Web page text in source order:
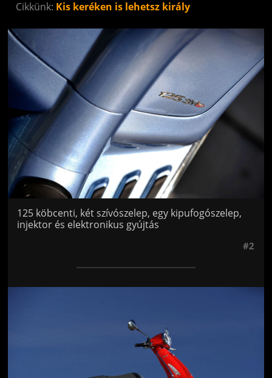
Cikkünk: Kis keréken is lehetsz király
Jön még kép!
125 köbcenti, két szívószelep, egy kipufogószelep,
injektor és elektronikus gyújtás
#2